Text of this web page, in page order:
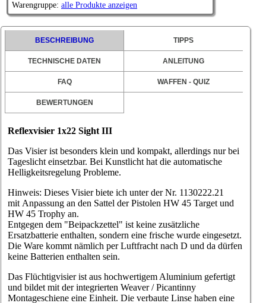
Warengruppe: alle Produkte anzeigen
BESCHREIBUNG TIPPS
TECHNISCHE DATEN ANLEITUNG
FAQ WAFFEN - QUIZ
BEWERTUNGEN
Reflexvisier 1x22 Sight III
Das Visier ist besonders klein und kompakt, allerdings nur bei
Tageslicht einsetzbar. Bei Kunstlicht hat die automatische
Helligkeitsregelung Probleme.
Hinweis: Dieses Visier biete ich unter der Nr. 1130222.21
mit Anpassung an den Sattel der Pistolen HW 45 Target und
HW 45 Trophy an.
Entgegen dem "Beipackzettel" ist keine zusätzliche
Ersatzbatterie enthalten, sondern eine frische wurde eingesetzt.
Die Ware kommt nämlich per Luftfracht nach D und da dürfen
keine Batterien enthalten sein.
Das Flüchtigvisier ist aus hochwertigem Aluminium gefertigt
und bildet mit der integrierten Weaver / Picantinny
Montageschiene eine Einheit. Die verbaute Linse haben eine